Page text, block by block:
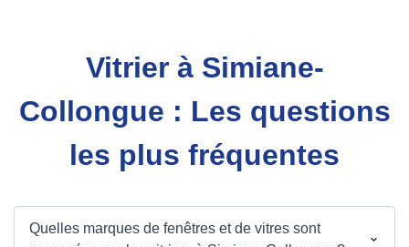
Vitrier à Simiane-
Collongue : Les questions
les plus fréquentes
Quelles marques de fenêtres et de vitres sont